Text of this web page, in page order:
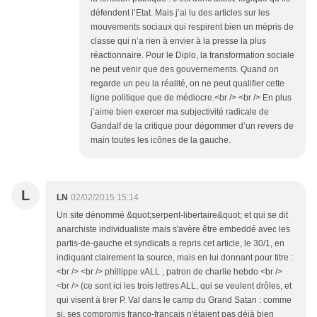
défendent l’Etat. Mais j’ai lu des articles sur les
mouvements sociaux qui respirent bien un mépris de
classe qui n’a rien à envier à la presse la plus
réactionnaire. Pour le Diplo, la transformation sociale
ne peut venir que des gouvernements. Quand on
regarde un peu la réalité, on ne peut qualifier cette
ligne politique que de médiocre.<br /> <br /> En plus
j’aime bien exercer ma subjectivité radicale de
Gandalf de la critique pour dégommer d’un revers de
main toutes les icônes de la gauche.
L LN 02/02/2015 15:14
Un site dénommé &quot;serpent-libertaire&quot; et qui se dit
anarchiste individualiste mais s'avère être embeddé avec les
partis-de-gauche et syndicats a repris cet article, le 30/1, en
indiquant clairement la source, mais en lui donnant pour titre :
<br /> <br /> phillippe vALL , patron de charlie hebdo <br />
<br /> (ce sont ici les trois lettres ALL, qui se veulent drôles, et
qui visent à tirer P. Val dans le camp du Grand Satan : comme
si, ses compromis franco-français n'étaient pas déjà bien